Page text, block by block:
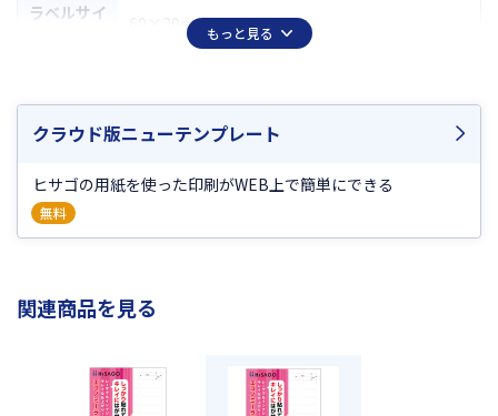
ラベルサイ
60×20mm
厚さ
0.15mm
の厚さ
0.10mm
坪量 144g/m 程度
もっと見る
クラウド版ニューテンプレート
ヒサゴの用紙を使った印刷がWEB上で簡単にできる
無料
関連商品を見る